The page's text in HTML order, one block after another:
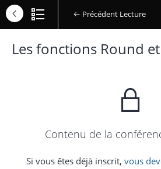
Précédent Lecture
Les fonctions Round
Contenu de la
Si vous êtes déjà inscrit, vous